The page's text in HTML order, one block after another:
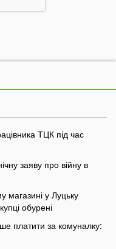
ТЦК під час
заяву про війну в
у Луцьку
обурені
платити за комуналку: